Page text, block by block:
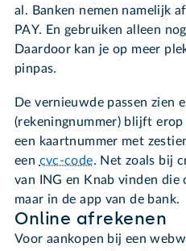
al. Banken nemen namelijk
PAY. En gebruiken alleen
Daardoor kan je op meer
pinpas.
De vernieuwde passen zien
(rekeningnummer) blijft
een kaartnummer met
een cvc-code. Net zoals bij
van ING en Knab vinden die
maar in de app van de bank.
Online afrekenen
Voor aankopen bij een